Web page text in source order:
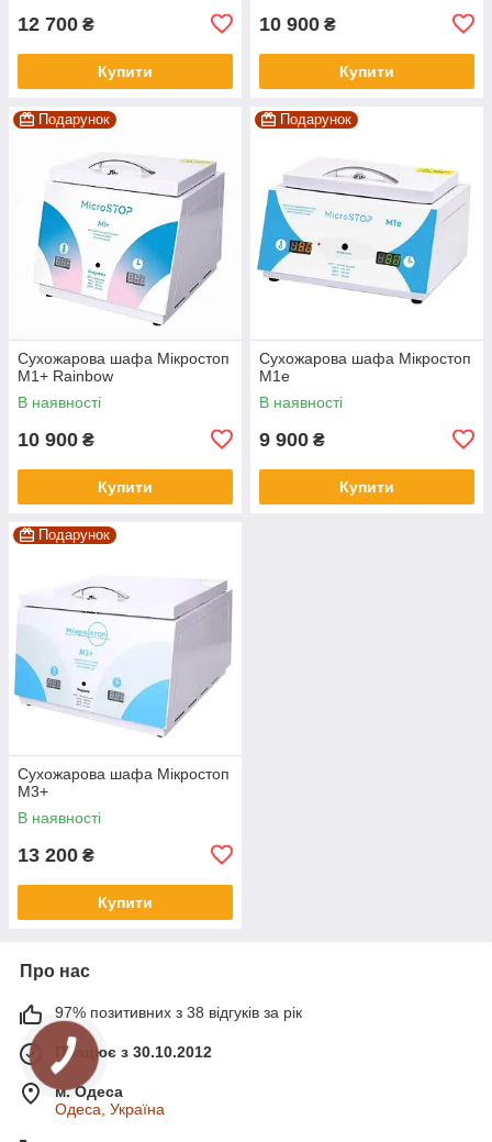
12 700 ₴
Купити
10 900 ₴
Купити
Подарунок
Сухожарова шафа Мікростоп
М1+ Rainbow
В наявності
10 900 ₴
Купити
Подарунок
Сухожарова шафа Мікростоп
М1е
В наявності
9 900 ₴
Купити
Подарунок
Сухожарова шафа Мікростоп
М3+
В наявності
13 200 ₴
Купити
Про нас
97% позитивних з 38 відгуків за рік
Працює з 30.10.2012
м. Одеса
Одеса, Україна